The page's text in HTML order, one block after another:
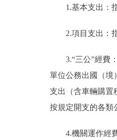
1.基本支出：
2.項目支出：
3.“三公”經費
單位公務出國（境
支出（含車輛購置
按規定開支的各類
4.機關運作經